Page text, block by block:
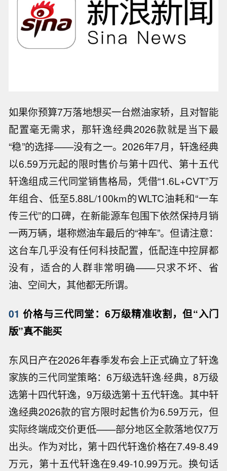
如果你预算7万落地想买一台燃油家轿，且对智能
配置毫无需求，那轩逸经典2026款就是当下最
“稳”的选择——没有之一。2026年7月，轩逸经典
以6.59万元起的限时售价与第十四代、第十五代
轩逸组成三代同堂销售格局，凭借“1.6L+CVT”万
年组合、低至5.88L/100km的WLTC油耗和“一车
传三代”的口碑，在新能源车包围下依然保持月销
一两万辆，堪称燃油车最后的“神车”。但请注意：
这台车几乎没有任何科技配置，低配连中控屏都
没有，适合的人群非常明确——只求不坏、省
油、空间大，其他都无所谓。
01 价格与三代同堂：6万级精准收割，但“入门
版”真不能买
东风日产在2026年春季发布会上正式确立了轩逸
家族的三代同堂策略：6万级选轩逸·经典，8万级
选第十四代轩逸，9万级选第十五代轩逸。其中轩
逸经典2026款的官方限时起售价为6.59万元，但
实际终端成交价更低——部分地区全款落地仅7万
出头。作为对比，第十四代轩逸价格在7.49-8.49
万元，第十五代轩逸在9.49-10.99万元。换句话